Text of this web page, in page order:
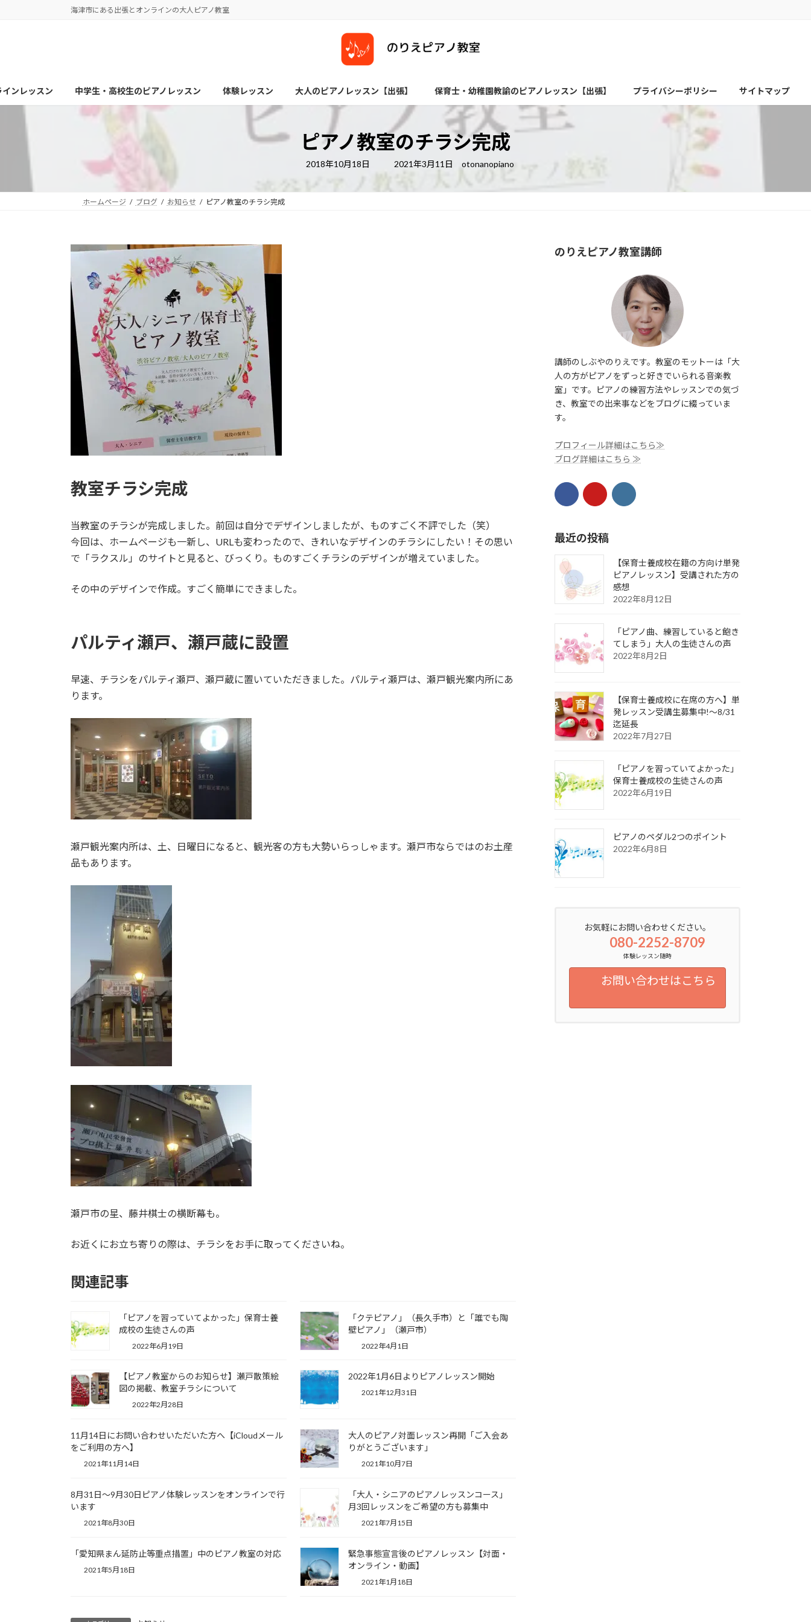
ス
キ
ン
に
海津市にある出張とオンラインの大人ピアノ教室
ンレッスン 中学生・高校生のピアノレッスン 体験レッスン 大人のピアノレッスン【出張】 保育士・幼稚園教諭のピアノレッスン【出張】 プライバシーポリシー サイトマップ
ピアノ教室のチラシ完成
2018年10月18日
最
2021年3月11日 otonanopiano
ホームページ ブログ お知らせ ピアノ教室のチラシ完成
教室チラシ完成
当教室のチラシが完成しました。前回は自分でデザインしましたが、ものすごく不評でした（笑）
今回は、ホームページも一新し、URLも変わったので、きれいなデザインのチラシにしたい！その思い
で「ラクスル」のサイトと見ると、びっくり。ものすごくチラシのデザインが増えていました。
その中のデザインで作成。すごく簡単にできました。
パルティ瀬戸、瀬戸蔵に設置
早速、チラシをパルティ瀬戸、瀬戸蔵に置いていただきました。パルティ瀬戸は、瀬戸観光案内所にあ
ります。
瀬戸観光案内所は、土、日曜日になると、観光客の方も大勢いらっしゃます。瀬戸市ならではのお土産
品もあります。
瀬戸市の星、藤井棋士の横断幕も。
お近くにお立ち寄りの際は、チラシをお手に取ってくださいね。
関連記事
「ピアノを習っていてよかった」保育士養
成校の生徒さんの声
2022年6月19日
「クテピアノ」（長久手市）と「誰でも陶
壁ピアノ」（瀬戸市）
2022年4月1日
【ピアノ教室からのお知らせ】瀬戸散策絵
図の掲載、教室チラシについて
2022年2月28日
2022年1月6日よりピアノレッスン開始
2021年12月31日
11月14日にお問い合わせいただいた方へ【iCloudメール
をご利用の方へ】
2021年11月14日
大人のピアノ対面レッスン再開「ご入会あ
りがとうございます」
2021年10月7日
8月31日～9月30日ピアノ体験レッスンをオンラインで行
います
2021年8月30日
「大人・シニアのピアノレッスンコース」
月3回レッスンをご希望の方も募集中
2021年7月15日
「愛知県まん延防止等重点措置」中のピアノ教室の対応
2021年5月18日
緊急事態宣言後のピアノレッスン【対面・
オンライン・動画】
2021年1月18日
のりえピアノ教室講師
講師のしぶやのりえです。教室のモットーは「大
人の方がピアノをずっと好きでいられる音楽教
室」です。ピアノの練習方法やレッスンでの気づ
き、教室での出来事などをブログに綴っていま
す。
プロフィール詳細はこちら≫
ブログ詳細はこちら ≫
最近の投稿
【保育士養成校在籍の方向け単発
ピアノレッスン】受講された方の
感想
2022年8月12日
「ピアノ曲、練習していると飽き
てしまう」大人の生徒さんの声
2022年8月2日
【保育士養成校に在席の方へ】単
発レッスン受講生募集中!〜8/31
迄延長
2022年7月27日
「ピアノを習っていてよかった」
保育士養成校の生徒さんの声
2022年6月19日
ピアノのペダル2つのポイント
2022年6月8日
お気軽にお問い合わせください。
080-2252-8709
体験レッスン随時
お問い合わせはこちら